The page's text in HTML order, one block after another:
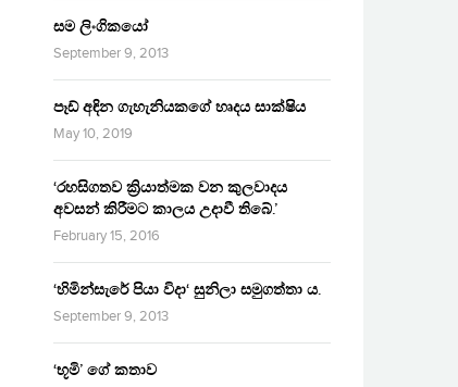
සම ලිංගිකයෝ
September 9, 2013
පෑඩ් අඳින ගැහැනියකගේ හෘදය සාක්ෂිය
May 10, 2019
‘රහසිගතව ක්‍රියාත්මක වන කුලවාදය
අවසන් කිරීමට කාලය උදාවී තිබේ.’
February 15, 2016
‘හිමින්සැරේ පියා විදා‘ සුනිලා සමුගත්තා ය.
September 9, 2013
‘භූමි’ ගේ කතාව